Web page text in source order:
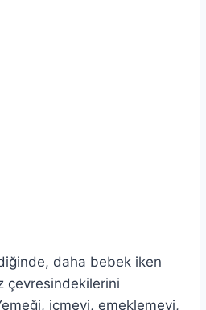
daha bebek iken
çevresindekilerini
içmeyi, emeklemeyi,